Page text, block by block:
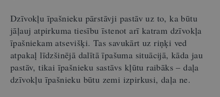
Dzīvokļu īpašnieku pārstāvji pastāv uz to, ka būtu
jāļauj atpirkuma tiesību īstenot arī katram dzīvokļa
īpašniekam atsevišķi. Tas savukārt uz riņķi ved
atpakaļ līdzšinējā dalītā īpašuma situācijā, kāda jau
pastāv, tikai īpašnieku sastāvs kļūtu raibāks – daļa
dzīvokļu īpašnieku būtu zemi izpirkusi, daļa ne.